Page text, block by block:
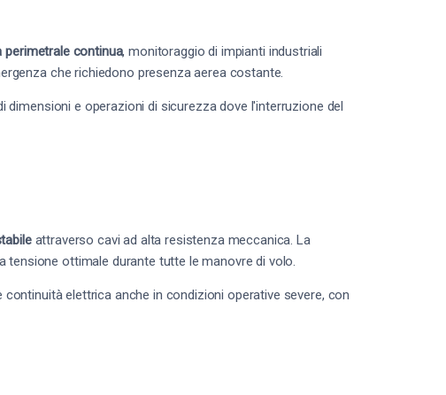
perimetrale continua, monitoraggio di impianti industriali
che richiedono presenza aerea costante.
e operazioni di sicurezza dove l'interruzione del
attraverso cavi ad alta resistenza meccanica. La
ottimale durante tutte le manovre di volo.
elettrica anche in condizioni operative severe, con